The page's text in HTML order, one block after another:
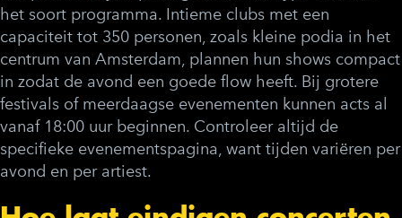
het soort programma. Intieme clubs met een
capaciteit tot 350 personen, zoals kleine podia in het
centrum van Amsterdam, plannen hun shows compact
in zodat de avond een goede flow heeft. Bij grotere
festivals of meerdaagse evenementen kunnen acts al
vanaf 18:00 uur beginnen. Controleer altijd de
specifieke evenementspagina, want tijden variëren per
avond en per artiest.